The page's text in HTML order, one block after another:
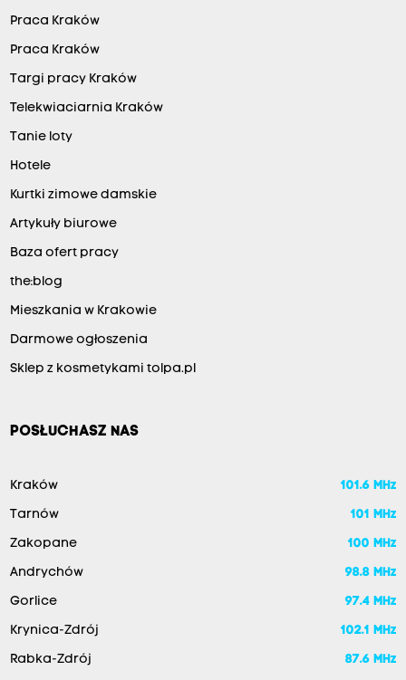
Praca Kraków
Praca Kraków
Targi pracy Kraków
Telekwiaciarnia Kraków
Tanie loty
Hotele
Kurtki zimowe damskie
Artykuły biurowe
Baza ofert pracy
the:blog
Mieszkania w Krakowie
Darmowe ogłoszenia
Sklep z kosmetykami tolpa.pl
POSŁUCHASZ NAS
Kraków 101.6 MHz
Tarnów 101 MHz
Zakopane 100 MHz
Andrychów 98.8 MHz
Gorlice 97.4 MHz
Krynica-Zdrój 102.1 MHz
Rabka-Zdrój 87.6 MHz